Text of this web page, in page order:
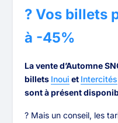
? Vos billets
à -45%
La vente d’Automne
billets Inoui et Intercités
sont à présent
? Mais un conseil, les